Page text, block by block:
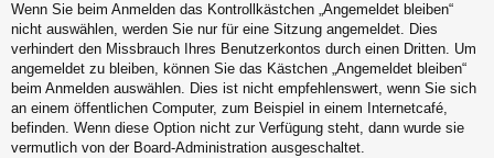
Wenn Sie beim Anmelden das Kontrollkästchen „Angemeldet bleiben“
nicht auswählen, werden Sie nur für eine Sitzung angemeldet. Dies
verhindert den Missbrauch Ihres Benutzerkontos durch einen Dritten. Um
angemeldet zu bleiben, können Sie das Kästchen „Angemeldet bleiben“
beim Anmelden auswählen. Dies ist nicht empfehlenswert, wenn Sie sich
an einem öffentlichen Computer, zum Beispiel in einem Internetcafé,
befinden. Wenn diese Option nicht zur Verfügung steht, dann wurde sie
vermutlich von der Board-Administration ausgeschaltet.